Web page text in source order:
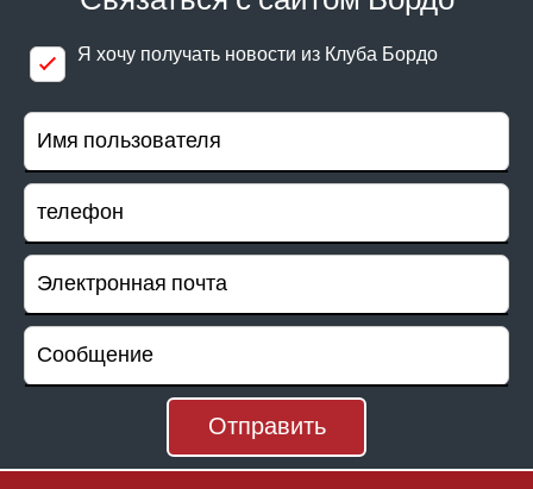
Я хочу получать новости из Клуба Бордо